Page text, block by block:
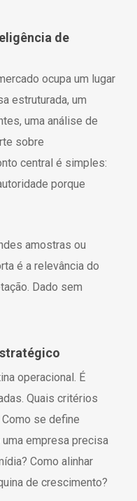
de
ocupa um lugar
estruturada, um
uma análise de
sobre
central é simples:
porque
amostras ou
é a relevância do
Dado sem
operacional. É
Quais critérios
se define
empresa precisa
Como alinhar
de crescimento?